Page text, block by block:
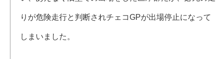
りが危険走行と判断されチェコGPが出場停止になって
しまいました。